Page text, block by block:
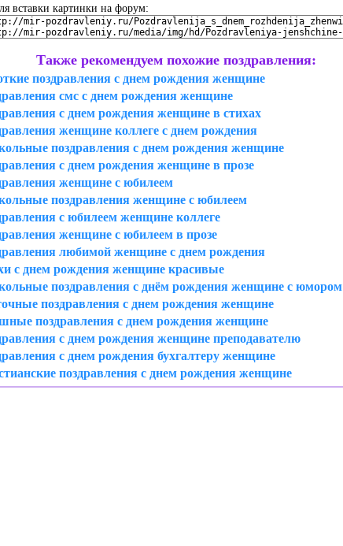
вставки картинки на форум:
Также рекомендуем похожие поздравления:
поздравления с днем рождения женщине
смс с днем рождения женщине
с днем рождения женщине в стихах
женщине коллеге с днем рождения
поздравления с днем рождения женщине
с днем рождения женщине в прозе
женщине с юбилеем
поздравления женщине с юбилеем
с юбилеем женщине коллеге
женщине с юбилеем в прозе
любимой женщине с днем рождения
с днем рождения женщине красивые
поздравления с днём рождения женщине с юмором
поздравления с днем рождения женщине
поздравления с днем рождения женщине
с днем рождения женщине преподавателю
с днем рождения бухгалтеру женщине
поздравления с днем рождения женщине